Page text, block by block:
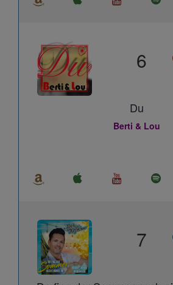
6
Du
Berti & Lou
7